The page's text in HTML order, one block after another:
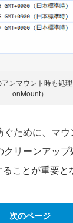
ンマウント時も処
onMount）
ために、マ
リーンアッ
ことが重要と
次のページ